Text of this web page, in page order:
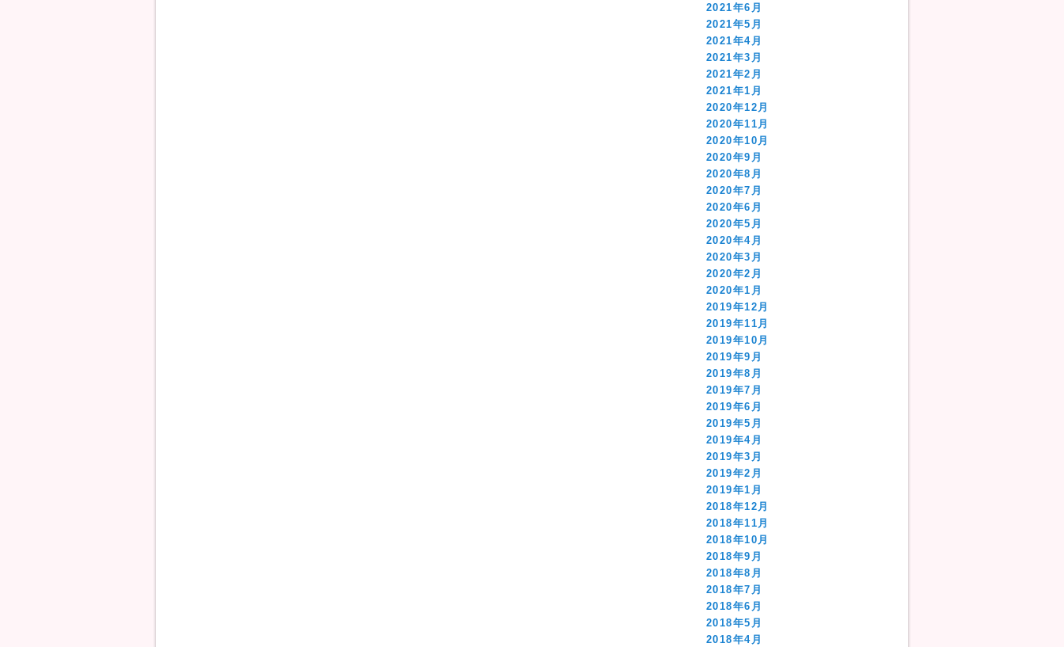
2021年6月
2021年5月
2021年4月
2021年3月
2021年2月
2021年1月
2020年12月
2020年11月
2020年10月
2020年9月
2020年8月
2020年7月
2020年6月
2020年5月
2020年4月
2020年3月
2020年2月
2020年1月
2019年12月
2019年11月
2019年10月
2019年9月
2019年8月
2019年7月
2019年6月
2019年5月
2019年4月
2019年3月
2019年2月
2019年1月
2018年12月
2018年11月
2018年10月
2018年9月
2018年8月
2018年7月
2018年6月
2018年5月
2018年4月